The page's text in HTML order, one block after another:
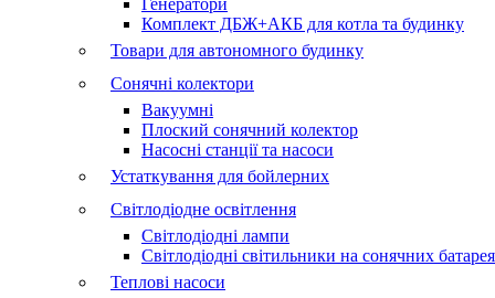
Генератори
Комплект ДБЖ+АКБ для котла та будинку
Товари для автономного будинку
Сонячні колектори
Вакуумні
Плоский сонячний колектор
Насосні станції та насоси
Устаткування для бойлерних
Світлодіодне освітлення
Світлодіодні лампи
Світлодіодні світильники на сонячних
Теплові насоси